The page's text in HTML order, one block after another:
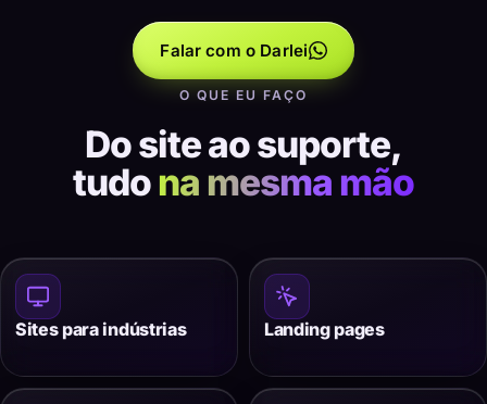
Falar com o Darlei
O QUE EU FAÇO
Do site ao suporte,
tudona mesma mão
Sites para indústrias Landing pages